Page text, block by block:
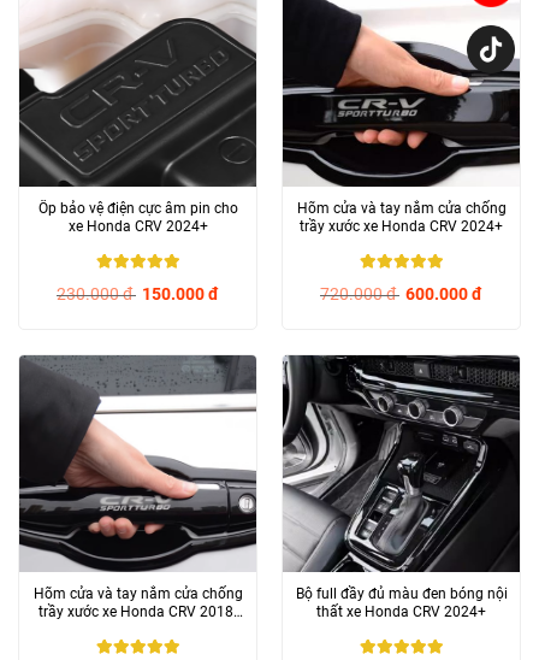
Ốp bảo vệ điện cực âm pin cho
xe Honda CRV 2024+
230.000đ 150.000đ
Hõm cửa và tay nắm cửa chống
trầy xước xe Honda CRV 2024+
720.000đ 600.000đ
Hõm cửa và tay nắm cửa chống
trầy xước xe Honda CRV 2018-
Bộ full đầy đủ màu đen bóng nội
thất xe Honda CRV 2024+